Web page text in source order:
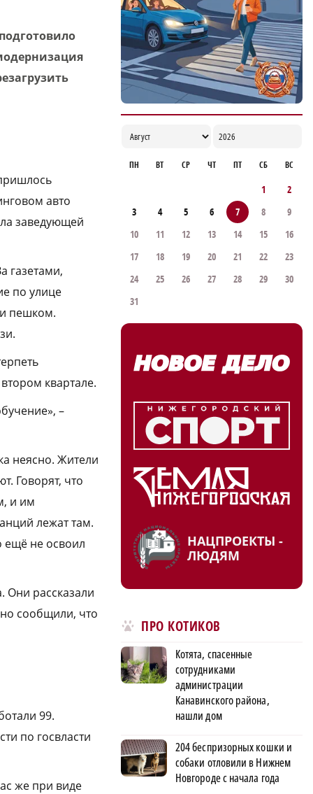
авто
заведующей
газетами,
по улице
пешком.
квартале.
–
неясно. Жители
Говорят, что
и им
лежат там.
ещё не освоил
Они рассказали
сообщили, что
99.
по госвласти
же при виде
ПН ВТ СР ЧТ ПТ СБ ВС
1
2
3
4 5 6 7 8
9
10
11 12 13 14 15
16
17
18 19 20 21 22
23
24
25 26 27 28 29
30
31
НАЦПРОЕКТЫ -
ЛЮДЯМ
ПРО КОТИКОВ
Котята, спасенные
сотрудниками
администрации
Канавинского района,
нашли дом
204 беспризорных кошки и
собаки отловили в Нижнем
Новгороде с начала года